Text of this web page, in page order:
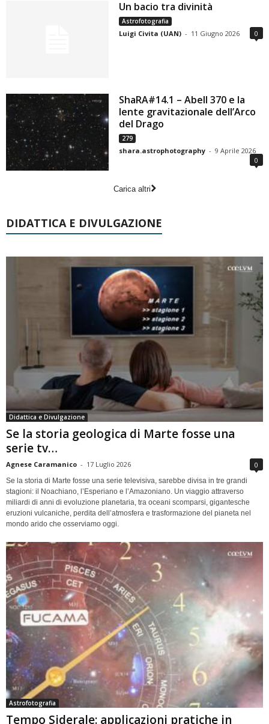
Un bacio tra divinità
Astrofotografia
Luigi Civita (UAN) - 11 Giugno 2026 0
ShaRA#14.1 – Abell 370 e la
lente gravitazionale dell’Arco
del Drago
279
shara.astrophotography - 9 Aprile 2026
0
Carica altri
DIDATTICA E DIVULGAZIONE
Didattica e Divulgazione
Se la storia geologica di Marte fosse una
serie tv…
Agnese Caramanico - 17 Luglio 2026 0
Se la storia di Marte fosse una serie televisiva, sarebbe divisa in tre grandi
stagioni: il Noachiano, l’Esperiano e l’Amazoniano. Un viaggio attraverso
miliardi di anni di evoluzione planetaria, tra oceani scomparsi, gigantesche
eruzioni vulcaniche, perdita dell’atmosfera e trasformazione del pianeta nel
mondo arido che osserviamo oggi.
Astrofotografia
Tempo Siderale: applicazioni pratiche in